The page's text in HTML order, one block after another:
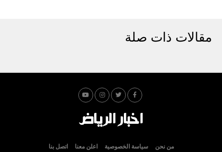
مقالات ذات صلة
من نحن سياسة الخصوصية اعلن معنا اتصل بنا